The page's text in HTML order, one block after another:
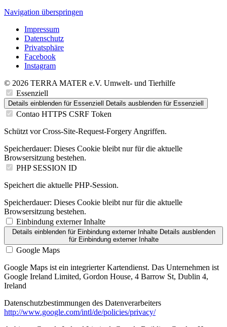
Navigation überspringen
Impressum
Datenschutz
Privatsphäre
Facebook
Instagram
© 2026 TERRA MATER e.V. Umwelt- und Tierhilfe
Essenziell
Details einblenden für Essenziell Details ausblenden für Essenziell
Contao HTTPS CSRF Token
Schützt vor Cross-Site-Request-Forgery Angriffen.
Speicherdauer: Dieses Cookie bleibt nur für die aktuelle
Browsersitzung bestehen.
PHP SESSION ID
Speichert die aktuelle PHP-Session.
Speicherdauer: Dieses Cookie bleibt nur für die aktuelle
Browsersitzung bestehen.
Einbindung externer Inhalte
Details einblendenfür Einbindung externer Inhalte Details ausblenden
für Einbindung externer Inhalte
Google Maps
Google Maps ist ein integrierter Kartendienst. Das Unternehmen ist
Google Ireland Limited, Gordon House, 4 Barrow St, Dublin 4,
Ireland
Datenschutzbestimmungen des Datenverarbeiters
http://www.google.com/intl/de/policies/privacy/